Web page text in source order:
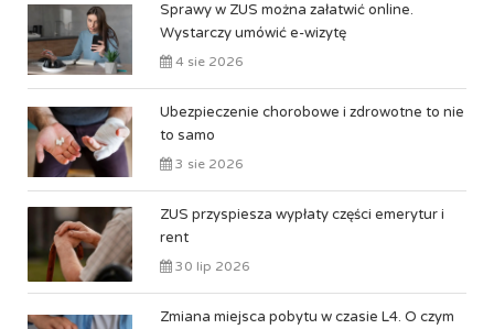
Sprawy w ZUS można załatwić online.
Wystarczy umówić e-wizytę
4 sie 2026
Ubezpieczenie chorobowe i zdrowotne to nie
to samo
3 sie 2026
ZUS przyspiesza wypłaty części emerytur i
rent
30 lip 2026
Zmiana miejsca pobytu w czasie L4. O czym